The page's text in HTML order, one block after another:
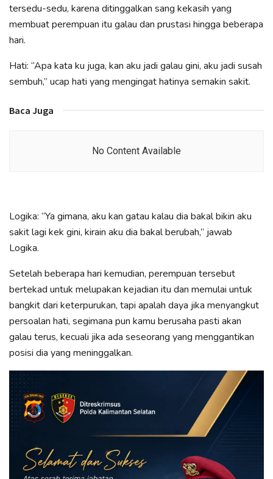
tersedu-sedu, karena ditinggalkan sang kekasih yang
membuat perempuan itu galau dan prustasi hingga beberapa
hari.
Hati: “Apa kata ku juga, kan aku jadi galau gini, aku jadi susah
sembuh,” ucap hati yang mengingat hatinya semakin sakit.
Baca Juga
No Content Available
Logika: “Ya gimana, aku kan gatau kalau dia bakal bikin aku
sakit lagi kek gini, kirain aku dia bakal berubah,” jawab
Logika.
Setelah beberapa hari kemudian, perempuan tersebut
bertekad untuk melupakan kejadian itu dan memulai untuk
bangkit dari keterpurukan, tapi apalah daya jika menyangkut
persoalan hati, segimana pun kamu berusaha pasti akan
galau terus, kecuali jika ada seseorang yang menggantikan
posisi dia yang meninggalkan.